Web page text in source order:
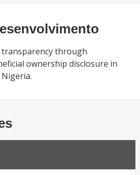
through
ownership disclosure in